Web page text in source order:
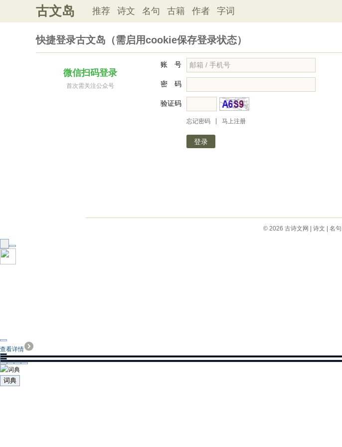
古文岛 推荐 诗文 名句 古籍 作者 字词
快捷登录古文岛（需启用cookie保存登录状态）
微信扫码登录
首次需关注公众号
账 号
密 码
验证码
忘记密码 马上注册
© 2026 古诗文网 诗文 名句
查看详情
词典